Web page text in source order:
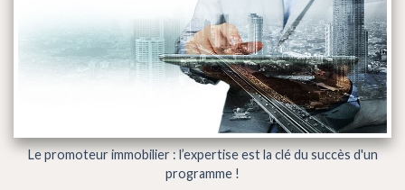
Le promoteur immobilier : l’expertise est la clé du succès d'un
programme !